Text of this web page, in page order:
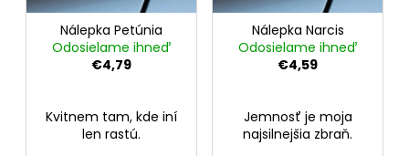
Nálepka Petúnia
Odosielame ihneď
€4,79
Kvitnem tam, kde iní
len rastú.
Nálepka Narcis
Odosielame ihneď
€4,59
Jemnosť je moja
najsilnejšia zbraň.